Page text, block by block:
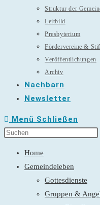
Struktur der
Leitbild
Presbyterium
Fördervereine &
Veröffentlichungen
Archiv
Nachbarn
Newsletter
Menü Schließen
Home
Gemeindeleben
Gottesdienste
Gruppen &